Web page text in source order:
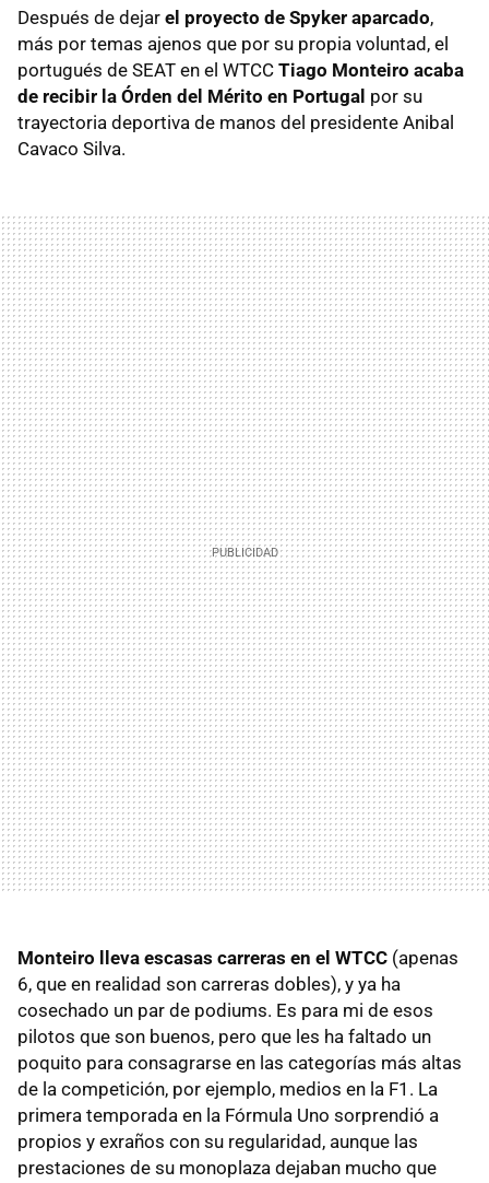
Después de dejar el proyecto de Spyker aparcado,
más por temas ajenos que por su propia voluntad, el
portugués de SEAT en el WTCC Tiago Monteiro acaba
de recibir la Órden del Mérito en Portugal por su
trayectoria deportiva de manos del presidente Anibal
Cavaco Silva.
Monteiro lleva escasas carreras en el WTCC (apenas
6, que en realidad son carreras dobles), y ya ha
cosechado un par de podiums. Es para mi de esos
pilotos que son buenos, pero que les ha faltado un
poquito para consagrarse en las categorías más altas
de la competición, por ejemplo, medios en la F1. La
primera temporada en la Fórmula Uno sorprendió a
propios y exraños con su regularidad, aunque las
prestaciones de su monoplaza dejaban mucho que